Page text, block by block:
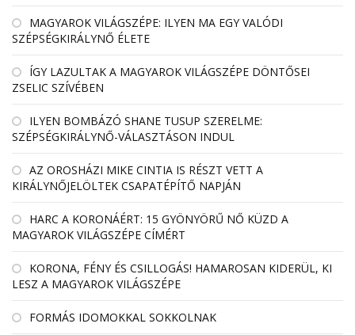
MAGYAROK VILÁGSZÉPE: ILYEN MA EGY VALÓDI
SZÉPSÉGKIRÁLYNŐ ÉLETE
ÍGY LAZULTAK A MAGYAROK VILÁGSZÉPE DÖNTŐSEI
ZSELIC SZÍVÉBEN
ILYEN BOMBÁZÓ SHANE TUSUP SZERELME:
SZÉPSÉGKIRÁLYNŐ-VÁLASZTÁSON INDUL
AZ OROSHÁZI MIKE CINTIA IS RÉSZT VETT A
KIRÁLYNŐJELÖLTEK CSAPATÉPÍTŐ NAPJÁN
HARC A KORONÁÉRT: 15 GYÖNYÖRŰ NŐ KÜZD A
MAGYAROK VILÁGSZÉPE CÍMÉRT
KORONA, FÉNY ÉS CSILLOGÁS! HAMAROSAN KIDERÜL, KI
LESZ A MAGYAROK VILÁGSZÉPE
FORMÁS IDOMOKKAL SOKKOLNAK